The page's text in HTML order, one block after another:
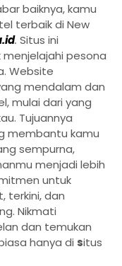
baiknya, kamu
terbaik di New
. Situs ini
pesona
Website
mendalam dan
mulai dari yang
Tujuannya
membantu kamu
sempurna,
menjadi lebih
untuk
terkini, dan
Nikmati
dan temukan
hanya di situs